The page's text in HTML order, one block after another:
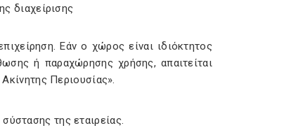
διαχείρισης
Εάν ο χώρος είναι ιδιόκτητος
ή παραχώρησης χρήσης, απαιτείται
Περιουσίας».
της εταιρείας.